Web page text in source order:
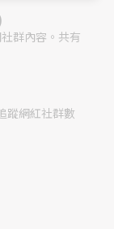
群內容。共有
蹤網紅社群數